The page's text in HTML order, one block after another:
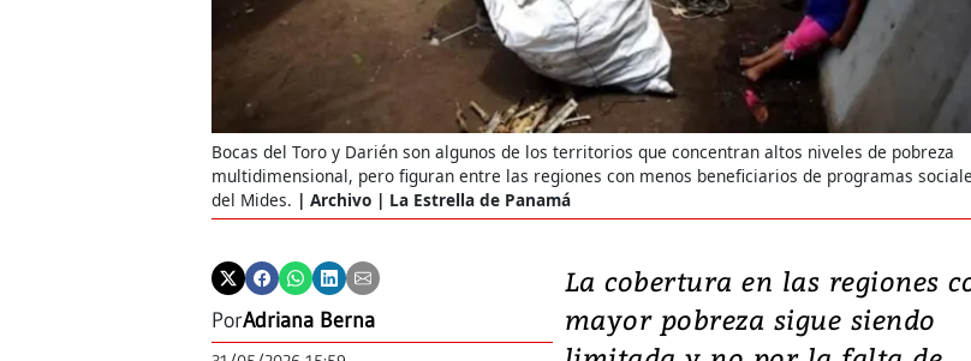
Bocas del Toro y Darién son algunos de los territorios que concentran altos niveles de pobreza
multidimensional, pero figuran entre las regiones con menos beneficiarios de programas
del Mides.
Archivo | La Estrella de Panamá
PorAdriana Berna
La cobertura en las regiones
mayor pobreza sigue siendo
Un fuerte terremoto de magnitud
7,1 se registró este martes 28 de
julio en la prefectura de
al sur de Japón, provocando una
emergencia de gran...